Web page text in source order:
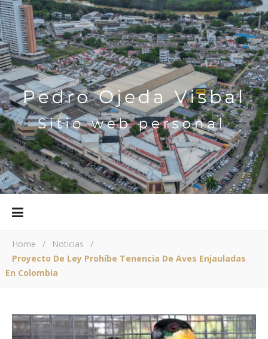
Home / Noticias
/
Proyecto De Ley Prohíbe Tenencia De Aves Enjauladas
En Colombia